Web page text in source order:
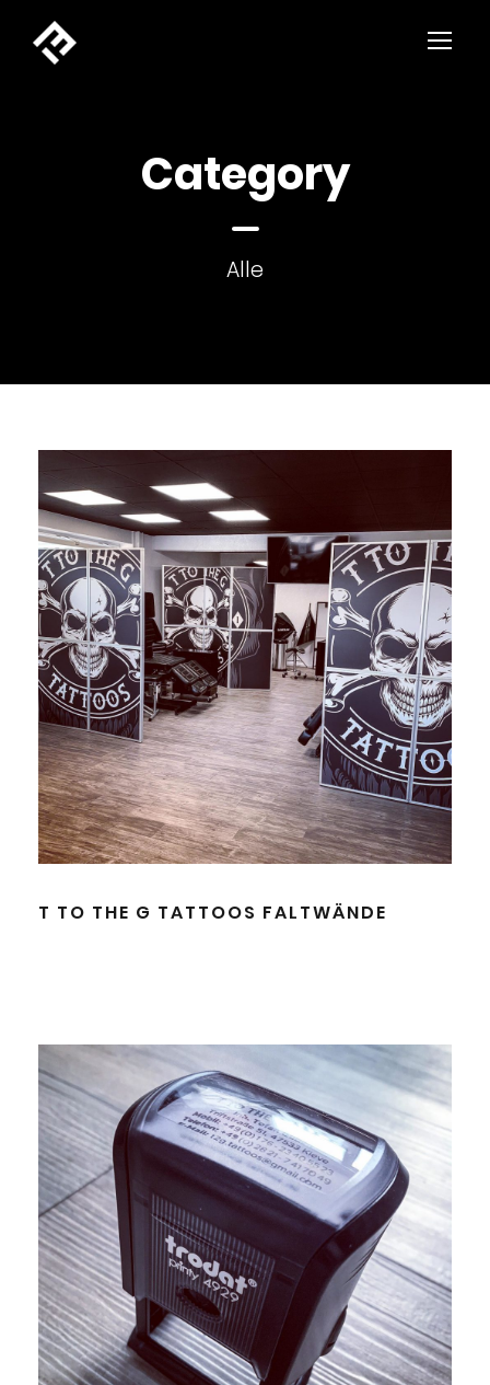
Category
Alle
T TO THE G TATTOOS FALTWÄNDE